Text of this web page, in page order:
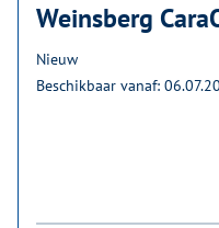
Weinsberg
Nieuw
Beschikbaar vanaf: